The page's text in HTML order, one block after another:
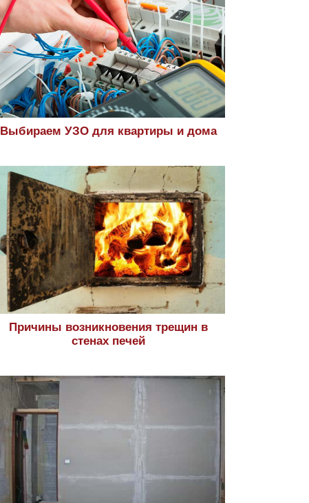
Выбираем УЗО для квартиры и дома
Причины возникновения трещин в
стенах печей